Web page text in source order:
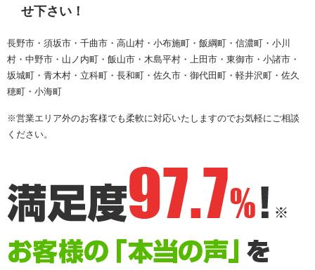
せ下さい！
長野市・須坂市・千曲市・高山村・小布施町・飯綱町・信濃町・小川
村・中野市・山ノ内町・飯山市・木島平村・上田市・東御市・小諸市・
坂城町・青木村・立科町・長和町・佐久市・御代田町・軽井沢町・佐久
穂町・小海町
※営業エリア外のお客様でも柔軟に対応いたしますのでお気軽にご相談
ください。